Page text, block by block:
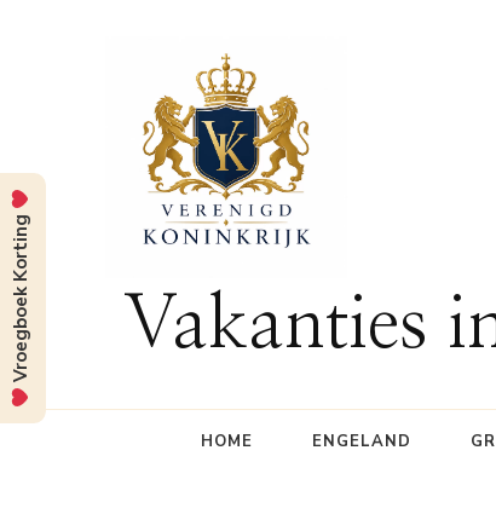
Vakanties
HOME ENGELAND
Vroegboek Korting